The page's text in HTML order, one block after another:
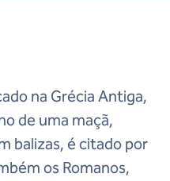
na Grécia Antiga,
de uma maçã,
balizas, é citado por
os Romanos,